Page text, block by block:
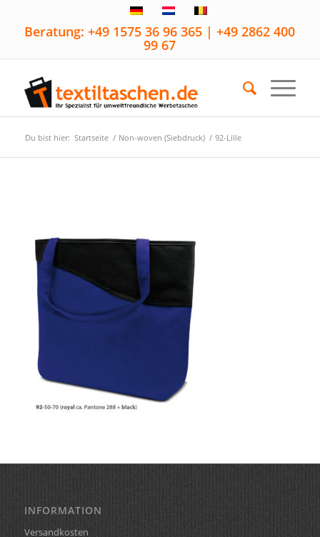
Beratung: +49 1575 36 96 365 | +49 2862 400
99 67
Du bist hier: Startseite / Non-woven (Siebdruck) / 92-Lille
INFORMATION
Versandkosten